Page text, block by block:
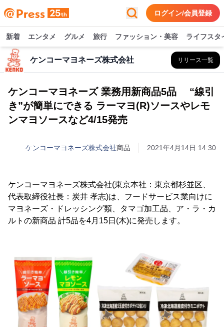
ログイン/会員登録
新着 エンタメ グルメ 旅行 ファッション・美容 ライフスタ
ケンコーマヨネーズ株式会社 リリース一覧
ケンコーマヨネーズ 業務用新商品5品 “線引
き”が簡単にできる ラーマヨ(R)ソースやレモ
ンマヨソースなど4/15発売
ケンコーマヨネーズ株式会社商品 2021年4月14日 14:30
ケンコーマヨネーズ株式会社(東京本社：東京都杉並区、
代表取締役社長：炭井 孝志)は、フードサービス業向けに
マヨネーズ・ドレッシング類、タマゴ加工品、ア・ラ・カ
ルトの新商品 計5品を4月15日(木)に発売します。